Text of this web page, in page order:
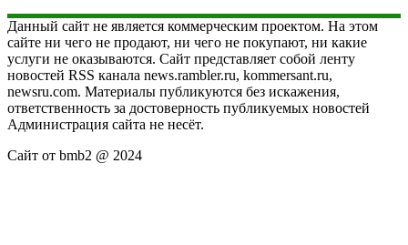
Данный сайт не является коммерческим проектом. На этом
сайте ни чего не продают, ни чего не покупают, ни какие
услуги не оказываются. Сайт представляет собой ленту
новостей RSS канала news.rambler.ru, kommersant.ru,
newsru.com. Материалы публикуются без искажения,
ответственность за достоверность публикуемых новостей
Администрация сайта не несёт.
Сайт от bmb2 @ 2024